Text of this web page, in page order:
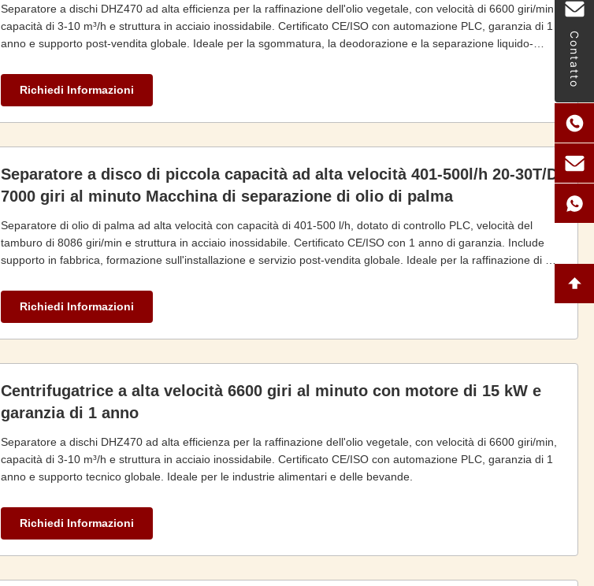
Contatto
Separatore a dischi DHZ470 ad alta efficienza per la raffinazione dell'olio vegetale, con velocità di 6600 giri/min,
capacità di 3-10 m³/h e struttura in acciaio inossidabile. Certificato CE/ISO con automazione PLC, garanzia di 1
anno e supporto post-vendita globale. Ideale per la sgommatura, la deodorazione e la separazione liquido-
Richiedi Informazioni
Separatore a disco di piccola capacità ad alta velocità 401-500l/h 20-30T/D
7000 giri al minuto Macchina di separazione di olio di palma
Separatore di olio di palma ad alta velocità con capacità di 401-500 l/h, dotato di controllo PLC, velocità del
tamburo di 8086 giri/min e struttura in acciaio inossidabile. Certificato CE/ISO con 1 anno di garanzia. Include
supporto in fabbrica, formazione sull'installazione e servizio post-vendita globale. Ideale per la raffinazione di oli
Richiedi Informazioni
Centrifugatrice a alta velocità 6600 giri al minuto con motore di 15 kW e
garanzia di 1 anno
Separatore a dischi DHZ470 ad alta efficienza per la raffinazione dell'olio vegetale, con velocità di 6600 giri/min,
capacità di 3-10 m³/h e struttura in acciaio inossidabile. Certificato CE/ISO con automazione PLC, garanzia di 1
anno e supporto tecnico globale. Ideale per le industrie alimentari e delle bevande.
Richiedi Informazioni